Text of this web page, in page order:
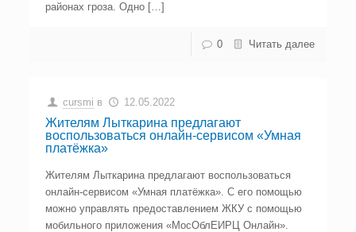
районах гроза. Одно […]
0 Читать далее
cursmi в 12.05.2022
Жителям Лыткарина предлагают
воспользоваться онлайн-сервисом «Умная
платёжка»
Жителям Лыткарина предлагают воспользоваться
онлайн-сервисом «Умная платёжка». С его помощью
можно управлять предоставлением ЖКУ с помощью
мобильного приложения «МосОблЕИРЦ Онлайн».